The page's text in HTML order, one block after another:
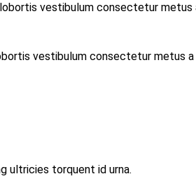
vestibulum consectetur metus
vestibulum consectetur metus
ultricies torquent id urna.